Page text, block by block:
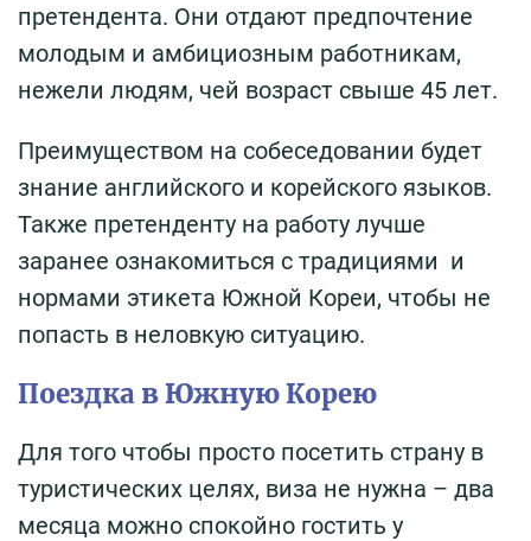
претендента. Они отдают предпочтение
молодым и амбициозным работникам,
нежели людям, чей возраст свыше 45 лет.
Преимуществом на собеседовании будет
знание английского и корейского языков.
Также претенденту на работу лучше
заранее ознакомиться с традициями и
нормами этикета Южной Кореи, чтобы не
попасть в неловкую ситуацию.
Поездка в Южную Корею
Для того чтобы просто посетить страну в
туристических целях, виза не нужна – два
месяца можно спокойно гостить у